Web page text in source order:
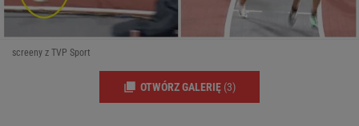
screeny z TVP Sport
OTWÓRZ GALERIĘ (3)